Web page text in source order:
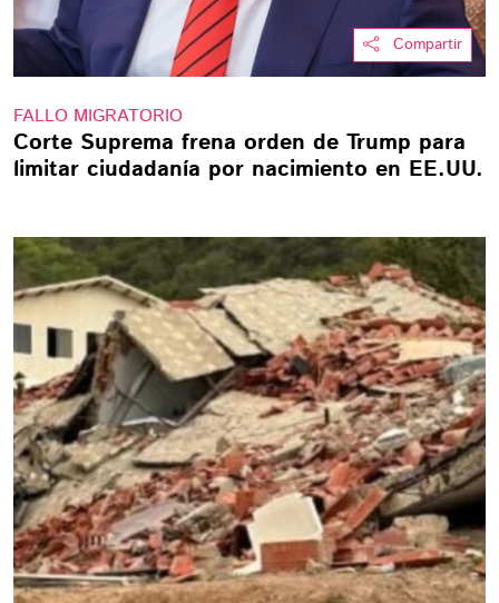
Compartir
FALLO MIGRATORIO
Corte Suprema frena orden de Trump para
limitar ciudadanía por nacimiento en EE.UU.